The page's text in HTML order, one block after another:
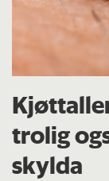
trolig
skylda